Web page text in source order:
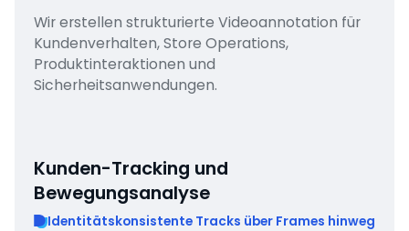
Wir erstellen strukturierte Videoannotation für
Kundenverhalten, Store Operations,
Produktinteraktionen und
Sicherheitsanwendungen.
Kunden-Tracking und
Bewegungsanalyse
Identitätskonsistente Tracks über Frames hinweg